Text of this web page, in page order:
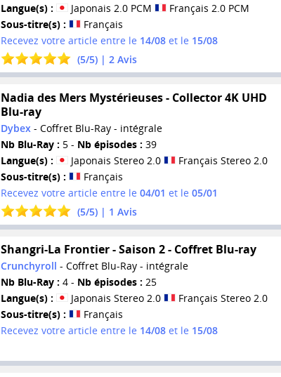
Langue(s) :
Japonais 2.0 PCM
Français 2.0 PCM
Sous-titre(s) :
Français
Recevez votre article entre le 14/08et le 15/08
(5/5) | 2Avis
Nadia des Mers Mystérieuses - Collector 4K UHD
Blu-ray
Dybex- Coffret Blu-Ray - intégrale
Nb Blu-Ray : 5 - Nb épisodes : 39
Langue(s) :
Japonais Stereo 2.0
Français Stereo 2.0
Sous-titre(s) :
Français
Recevez votre article entre le 04/01 et le 05/01
(5/5) | 1 Avis
Shangri-La Frontier - Saison 2 - Coffret Blu-ray
Crunchyroll - Coffret Blu-Ray - intégrale
Nb Blu-Ray : 4 - Nb épisodes : 25
Langue(s) :
Japonais Stereo 2.0
Français Stereo 2.0
Sous-titre(s) :
Français
Recevez votre article entre le 14/08et le 15/08